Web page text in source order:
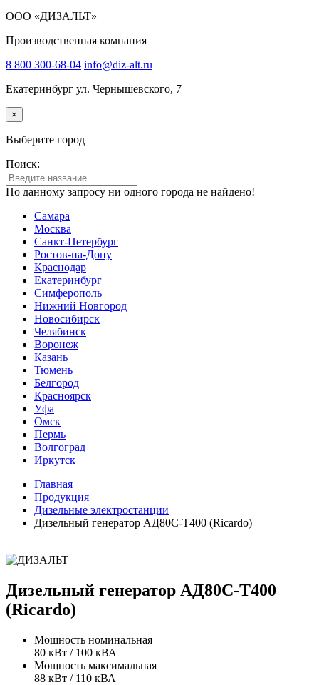
ООО «ДИЗАЛЬТ»
Производственная компания
8 800 300-68-04 info@diz-alt.ru
Екатеринбург ул. Чернышевского, 7
×
Выберите город
Поиск:
По данному запросу ни одного города не найдено!
Самара
Москва
Санкт-Петербург
Ростов-на-Дону
Краснодар
Екатеринбург
Симферополь
Нижний Новгород
Новосибирск
Челябинск
Воронеж
Казань
Тюмень
Белгород
Красноярск
Уфа
Омск
Пермь
Волгоград
Иркутск
Главная
Продукция
Дизельные электростанции
Дизельный генератор АД80С-Т400 (Ricardo)
Дизельный генератор АД80С-Т400
(Ricardo)
Мощность номинальная
80 кВт / 100 кВА
Мощность максимальная
88 кВт / 110 кВА